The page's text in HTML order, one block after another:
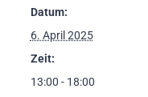
Datum:
6. April 2025
Zeit:
13:00 - 18:00